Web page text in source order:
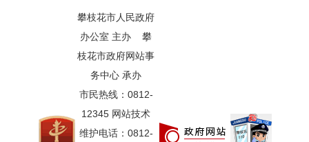
攀枝花市人民政府
办公室 主办 攀
枝花市政府网站事
务中心 承办
市民热线：0812-
12345 网站技术
维护电话：0812-